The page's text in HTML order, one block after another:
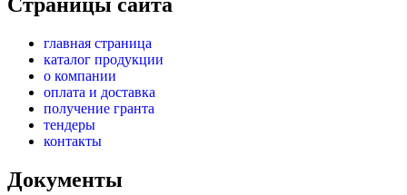
Страницы сайта
главная страница
каталог продукции
о компании
оплата и доставка
получение гранта
тендеры
контакты
Документы